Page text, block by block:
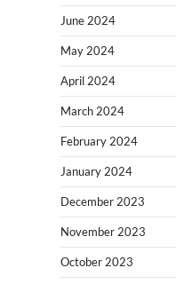
June 2024
May 2024
April 2024
March 2024
February 2024
January 2024
December 2023
November 2023
October 2023